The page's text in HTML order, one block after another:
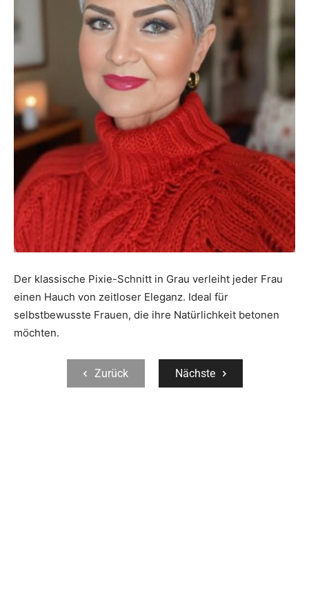
Der klassische Pixie-Schnitt in Grau verleiht jeder Frau
einen Hauch von zeitloser Eleganz. Ideal für
selbstbewusste Frauen, die ihre Natürlichkeit betonen
möchten.
Zurück Nächste